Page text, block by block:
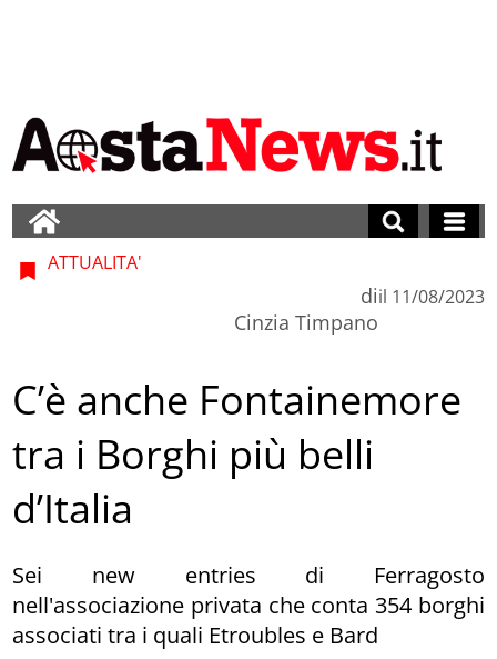
ATTUALITA'
di
Cinzia Timpano
il 11/08/2023
C’è anche Fontainemore
tra i Borghi più belli
d’Italia
Sei new entries di Ferragosto
nell'associazione privata che conta 354 borghi
associati tra i quali Etroubles e Bard